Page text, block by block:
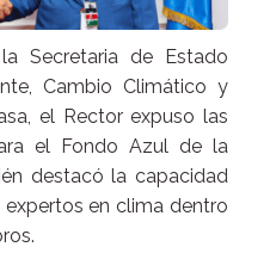
Secretaria de Estado
Cambio Climático y
el Rector expuso las
el Fondo Azul de la
destacó la capacidad
en clima dentro